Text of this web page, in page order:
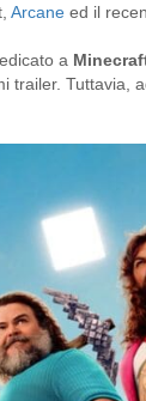
Arcane ed il
a
trailer. Tuttavia,